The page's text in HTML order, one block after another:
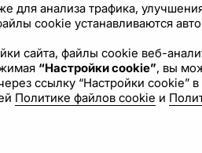
Настройки cookie
для анализа трафика,
cookie устанавливаются
сайта, файлы cookie веб-
“Настройки cookie”, вы
ссылку “Настройки cookie”
Политике файлов cookie и